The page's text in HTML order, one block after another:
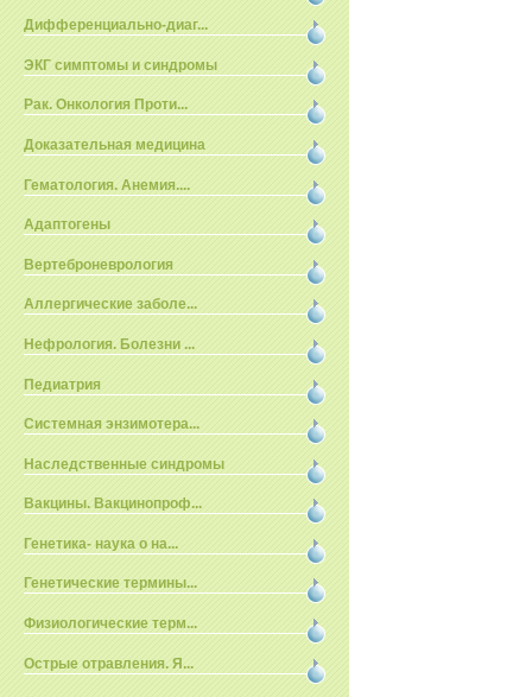
Дифференциально-диаг...
ЭКГ симптомы и синдромы
Рак. Онкология Проти...
Доказательная медицина
Гематология. Анемия....
Адаптогены
Вертеброневрология
Аллергические заболе...
Нефрология. Болезни ...
Педиатрия
Системная энзимотера...
Наследственные синдромы
Вакцины. Вакцинопроф...
Генетика- наука о на...
Генетические термины...
Физиологические терм...
Острые отравления. Я...